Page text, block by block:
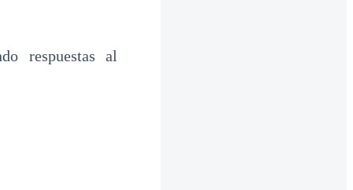
respuestas al